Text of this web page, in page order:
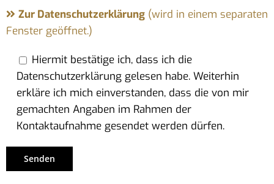
Zur Datenschutzerklärung(wird in einem separaten
Fenster geöffnet.)
Hiermit bestätige ich, dass ich die
Datenschutzerklärung gelesen habe. Weiterhin
erkläre ich mich einverstanden, dass die von mir
gemachten Angaben im Rahmen der
Kontaktaufnahme gesendet werden dürfen.